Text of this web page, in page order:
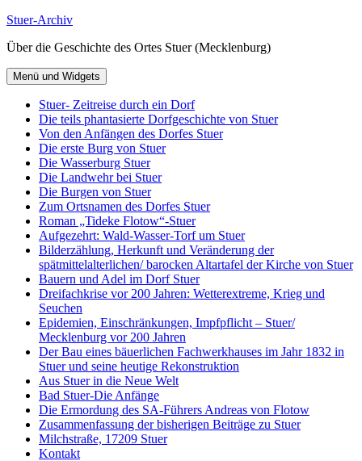
Zum
springen
Stuer-Archiv
Über die Geschichte des Ortes Stuer (Mecklenburg)
Menü und Widgets
Stuer- Zeitreise durch ein Dorf
Die teils phantasierte Dorfgeschichte von Stuer
Von den Anfängen des Dorfes Stuer
Die erste Burg von Stuer
Die Wasserburg Stuer
Die Landwehr bei Stuer
Die Burgen von Stuer
Zum Ortsnamen des Dorfes Stuer
Roman „Tideke Flotow“-Stuer
Aufgezehrt: Wald-Wasser-Torf um Stuer
Bilderzählung, Herkunft und Veränderung der
spätmittelalterlichen/ barocken Altartafel der Kirche von Stuer
Bauern und Adel im Dorf Stuer
Dreifachkrise vor 200 Jahren: Wetterextreme, Krieg und
Seuchen
Epidemien, Einschränkungen, Impfpflicht – Stuer/
Mecklenburg vor 200 Jahren
Der Bau eines bäuerlichen Fachwerkhauses im Jahr 1832 in
Stuer und seine heutige Rekonstruktion
Aus Stuer in die Neue Welt
Bad Stuer-Die Anfänge
Die Ermordung des SA-Führers Andreas von Flotow
Zusammenfassung der bisherigen Beiträge zu Stuer
Milchstraße, 17209 Stuer
Kontakt